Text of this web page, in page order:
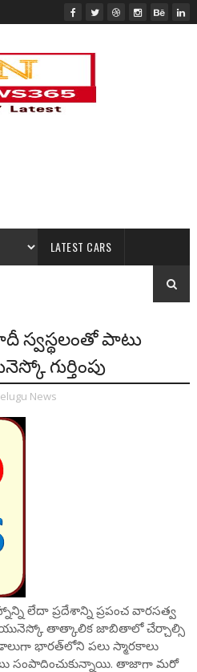
LATEST CARS
మోదీ స్వస్థలంతో పాటు
గుర్తింపు
News
లేదా ప్రదేశాన్ని ప్రపంచ వారసత్వ
యునెస్కో తాత్కాలిక జాబితాలో చేర్చాల్సి
భారత్‌లోని పలు స్మారకాలు
సంపాదించుకున్నాయి. తాజాగా మరో